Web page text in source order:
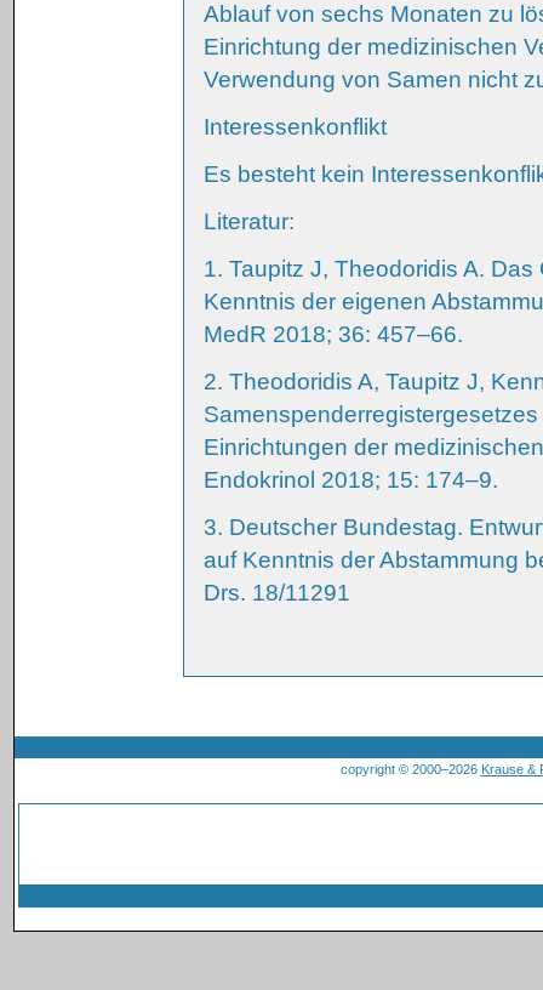
Ablauf von sechs Monaten zu
Einrichtung der medizinischen
Verwendung von Samen nicht
Interessenkonflikt
Es besteht kein
Literatur:
1. Taupitz J, Theodoridis A.
Kenntnis der eigenen
MedR 2018; 36: 457–66.
2. Theodoridis A, Taupitz J,
Einrichtungen der
Endokrinol 2018; 15: 174–9.
3. Deutscher Bundestag.
auf Kenntnis der Abstammung
Drs. 18/11291
copyright © 2000–2026 Krause &